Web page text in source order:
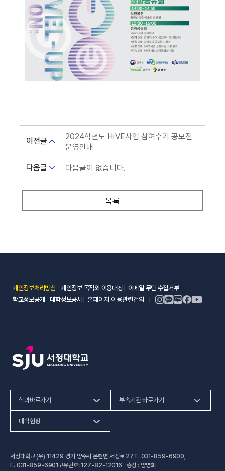
이전글
2024학년도 HiVE사업 참여수기 공모전
운영안내
다음글 다음글이 없습니다.
목록
개인정보처리방침(새 창 열림)
개인정보 목적외 이용대장(새 창 열림)
이메일 무단 수집거부(새 창 열림)
학교정보공개(새 창 열림)
대학정보공시(새 창 열림)
홈페이지 이용관련건의
학과바로가기
인문사회계열
공학계열
부속기관 바로가기
건강증진센터(새 창 열림)
대학현황
대학정보공시(새 창 열림)
서정대학교 (우) 11429 경기 양주시 은현면 서정로 27T. 031-859-6900
F. 031-859-6901고유번호: 127-82-12016 총장 : 양영희